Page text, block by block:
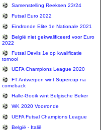
Samenstelling Reeksen 23/24
Futsal Euro 2022
Eindronde Elite 1e Nationale 2021
België niet gekwalificeerd voor Euro
2022
Futsal Devils 1e op kwalificatie
tornooi
UEFA Champions League 2020
FT Antwerpen wint Supercup na
comeback
Halle-Gooik wint Belgische Beker
WK 2020 Voorronde
UEFA Futsal Champions League
België - Italië